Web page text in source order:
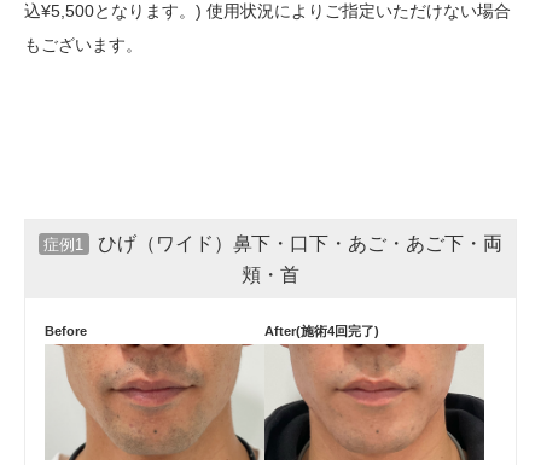
込¥5,500となります。) 使用状況によりご指定いただけない場合
もございます。
症例1
ひげ（ワイド）鼻下・口下・あご・あご下・両
頬・首
Before After(施術4回完了)